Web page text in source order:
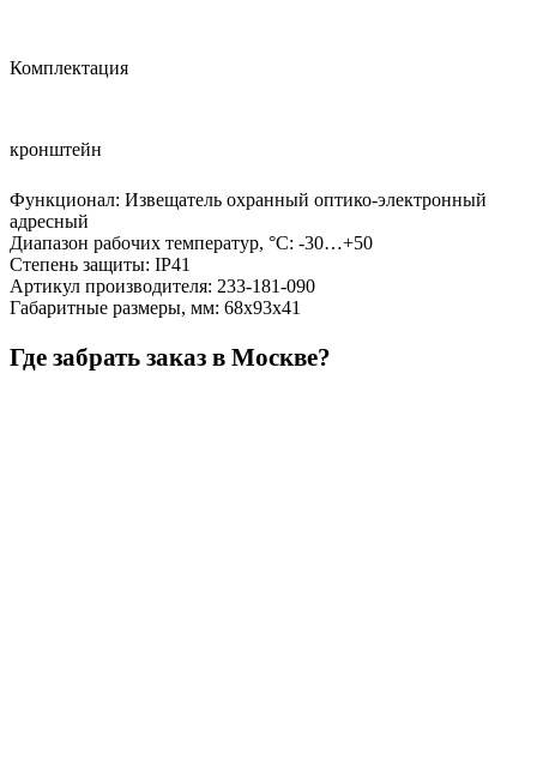
Комплектация
кронштейн
Функционал: Извещатель охранный оптико-электронный
адресный
Диапазон рабочих температур, °С: -30…+50
Степень защиты: IP41
Артикул производителя: 233-181-090
Габаритные размеры, мм: 68х93х41
Где забрать заказ в Москве?